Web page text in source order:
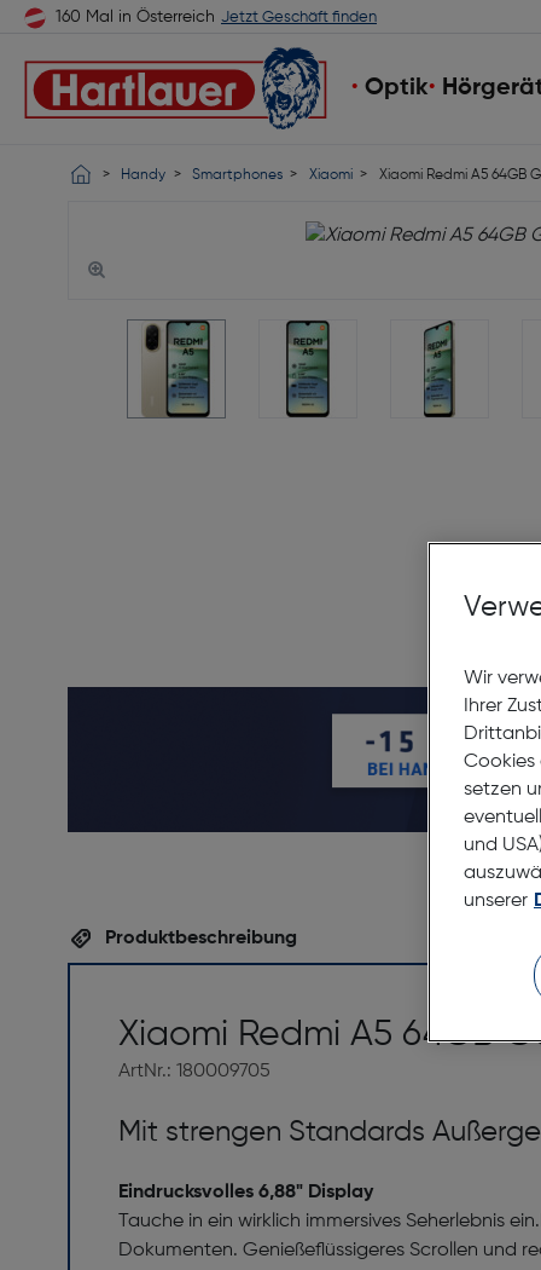
160 Mal in Österreich Jetzt Geschäft finden
Optik
Handy Smartphones Xiaomi Xiaomi Redmi A5 64GB
Produktbeschreibung
Xiaomi Redmi A5 64GB
ArtNr.: 180009705
Mit strengen Standards
Eindrucksvolles 6,88" Display
Tauche in ein wirklich immersives Seherlebnis
Dokumenten. Genießeflüssigeres Scrollen und
Wir
Ihrer
Cookies
setzen
und
unserer